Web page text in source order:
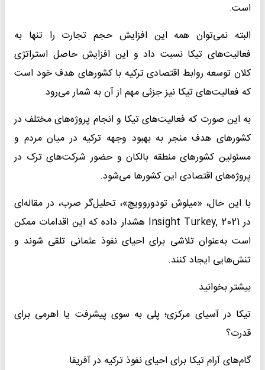
است.
البته نمی‌توان همه‌ این افزایش حجم تجارت را تنها به
فعالیت‌های تیکا نسبت داد و این افزایش حاصل استراتژی
کلان توسعه روابط اقتصادی ترکیه با کشورهای هدف خود است
که فعالیت‌های تیکا نیز جزئی مهم از آن به شمار می‌رود.
به این صورت که فعالیت‌های تیکا و انجام پروژه‌های مختلف در
کشورهای هدف منجر به بهبود وجهه ترکیه در میان مردم و
مسئولین کشورهای منطقه بالکان و حضور شرکت‌های ترک در
پروژه‌های اقتصادی این کشورها می‌شود.
با این حال، «میلوش تودوروویچ»، تحلیل‌گر صرب، در مقاله‌ای
در Insight Turkey, 2021 هشدار داده که این اقدامات ممکن
است به‌عنوان تلاشی برای احیای نفوذ عثمانی تلقی شوند و
تنش‌هایی ایجاد کنند.
بیشتر بخوانید
تیکا در آسیای مرکزی؛ پلی به سوی پیشرفت یا اهرمی برای
قدرت؟
گام‌های آرام تیکا برای احیای نفوذ ترکیه در آفریقا